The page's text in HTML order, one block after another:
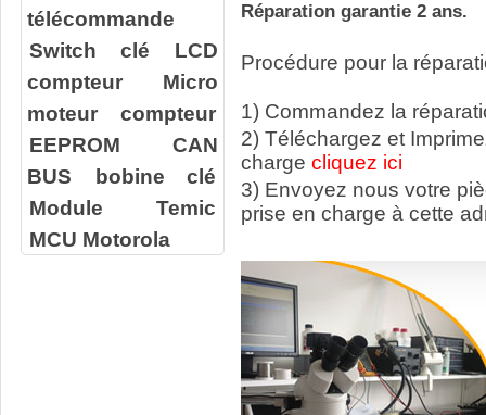
télécommande
Switch clé
LCD
compteur
Micro
moteur compteur
EEPROM
CAN
BUS
bobine clé
Module Temic
MCU Motorola
Réparation garantie 2 ans.
Procédure pour la
1) Commandez la
2) Téléchargez et
charge cliquez ici
3) Envoyez nous votre
prise en charge à cette